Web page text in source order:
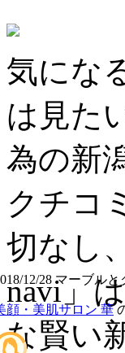
気にな
は見た
為の新
クチコ
切なし
navi」
な賢い
12/28 マーブル
顔・美肌サロン 華